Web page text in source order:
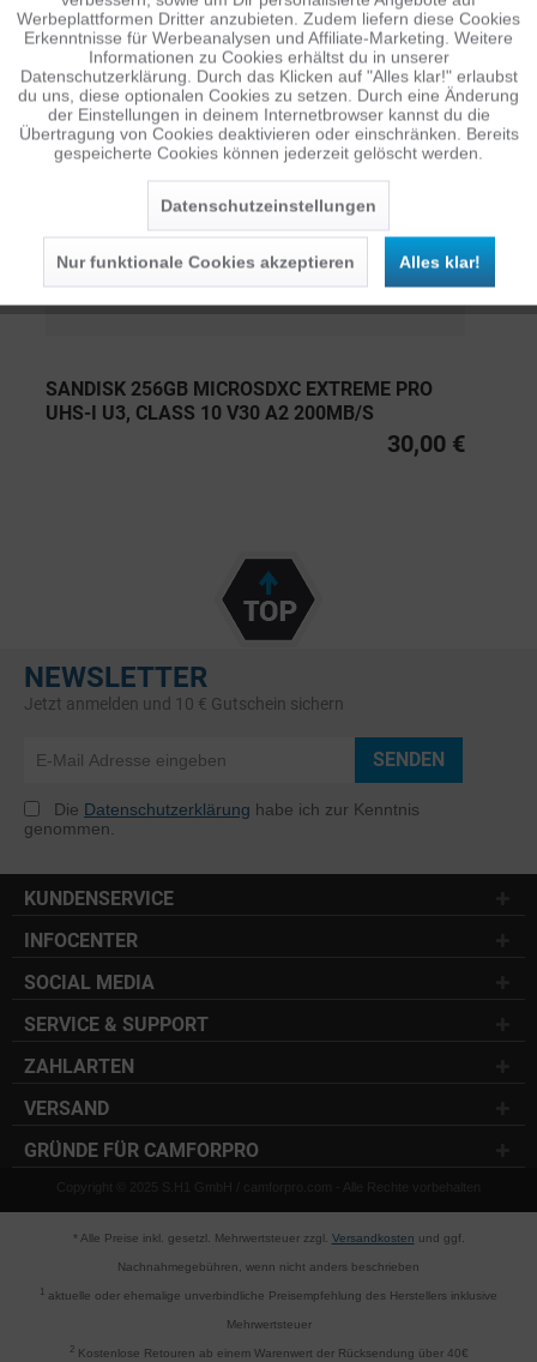
Diese Artikel sind dem Produkt ähnlich ...mehr
Persönliche Empfehlungen
SANDISK 256GB MICROSDXC EXTREME PRO
UHS-I U3, CLASS 10 V30 A2 200MB/S
30,00 €
NEWSLETTER
Jetzt anmelden und 10 € Gutschein sichern
SENDEN
Die Datenschutzerklärung habe ich zur Kenntnis
genommen.
KUNDENSERVICE
INFOCENTER
SOCIAL MEDIA
SERVICE & SUPPORT
ZAHLARTEN
VERSAND
GRÜNDE FÜR CAMFORPRO
Copyright © 2025 S.H1 GmbH / camforpro.com - Alle Rechte vorbehalten
* Alle Preise inkl. gesetzl. Mehrwertsteuer zzgl. Versandkosten und ggf.
Nachnahmegebühren, wenn nicht anders beschrieben
aktuelle oder ehemalige unverbindliche Preisempfehlung des Herstellers inklusive
Mehrwertsteuer
2Kostenlose Retouren ab einem Warenwert der Rücksendung über 40€
Tracking Inaktiv
Personalisierung Inaktiv
Service Inaktiv
Werbeplattformen Dritter anzubieten. Zudem liefern diese Cookies
Erkenntnisse für Werbeanalysen und Affiliate-Marketing. Weitere
Informationen zu Cookies erhältst du in unserer
Datenschutzerklärung. Durch das Klicken auf "Alles klar!" erlaubst
du uns, diese optionalen Cookies zu setzen. Durch eine Änderung
der Einstellungen in deinem Internetbrowser kannst du die
Übertragung von Cookies deaktivieren oder einschränken. Bereits
gespeicherte Cookies können jederzeit gelöscht werden.
Datenschutzeinstellungen
Nur funktionale Cookies akzeptieren Alles klar!